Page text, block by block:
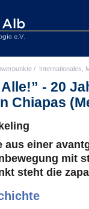
/ Internationales,
- 20
Chiapas
aus einer
mit
steht die